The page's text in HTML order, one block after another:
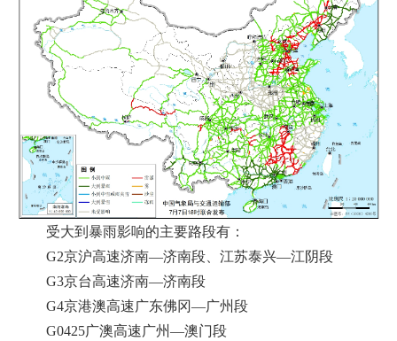
受大到暴雨影响的主要路段有：
G2京沪高速济南—济南段、江苏泰兴—江阴段
G3京台高速济南—济南段
G4京港澳高速广东佛冈—广州段
G0425广澳高速广州—澳门段